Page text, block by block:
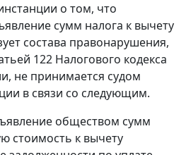
о том, что
сумм налога к вычету
состава правонарушения,
122 Налогового кодекса
не принимается судом
в связи со следующим.
обществом сумм
стоимость к вычету